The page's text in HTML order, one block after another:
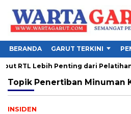
BERANDA GARUT TERKINI
RTL Lebih Penting dari Pelatihan
Topik Penertiban Minuman
INSIDEN